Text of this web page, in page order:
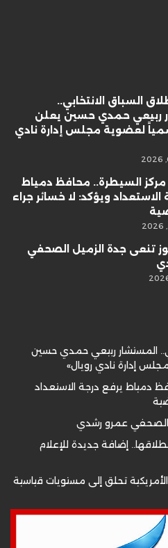
السباق الانتخابي..
ربيعي حمدي حسين يعلن
لعضوية مجلس إدارة نادي
السيطرة.. محافظ دمياط
الاستعداد ويؤكد: لا خسائر جراء
تنعى جدة الزميل الصحفي
المستشار ربيعي حمدي حسين
إدارة نادي رويال»
دمياط يرفع درجة الاستعداد
الصحفي عمرو رشدي
إضافة جديدة للإعلام
تحلق إلى مستويات قياسية